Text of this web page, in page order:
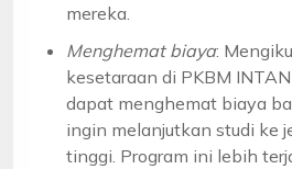
mereka.
Menghemat biaya:
kesetaraan di PKBM
dapat menghemat biaya
ingin melanjutkan studi ke
tinggi. Program ini lebih